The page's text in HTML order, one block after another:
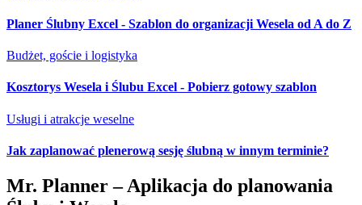
Planer Ślubny Excel - Szablon do organizacji Wesela od A do Z
Budżet, goście i logistyka
Kosztorys Wesela i Ślubu Excel - Pobierz gotowy szablon
Usługi i atrakcje weselne
Jak zaplanować plenerową sesję ślubną w innym terminie?
Mr. Planner – Aplikacja do planowania